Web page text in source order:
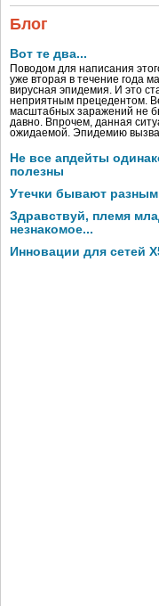
Блог
Вот те два...
Поводом для написания
уже вторая в течение года
вирусная эпидемия. И это
неприятным прецедентом.
масштабных заражений не
давно. Впрочем, данная
ожидаемой. Эпидемию
Не все апдейты
полезны
Утечки бывают
Здравствуй, племя
незнакомое...
Инновации для сетей